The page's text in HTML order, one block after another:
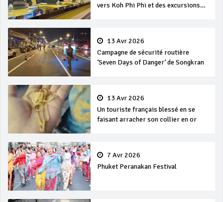
vers Koh Phi Phi et des excursions
13 Avr 2026
Campagne de sécurité routière
‘Seven Days of Danger’ de Songkran
13 Avr 2026
Un touriste français blessé en se
faisant arracher son collier en or
7 Avr 2026
Phuket Peranakan Festival